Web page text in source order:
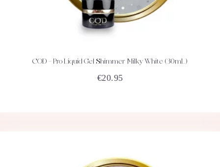
ACHETEZ DÉTAILS
COD – Pro Liquid Gel Shimmer Milky White (30mL)
€20.95